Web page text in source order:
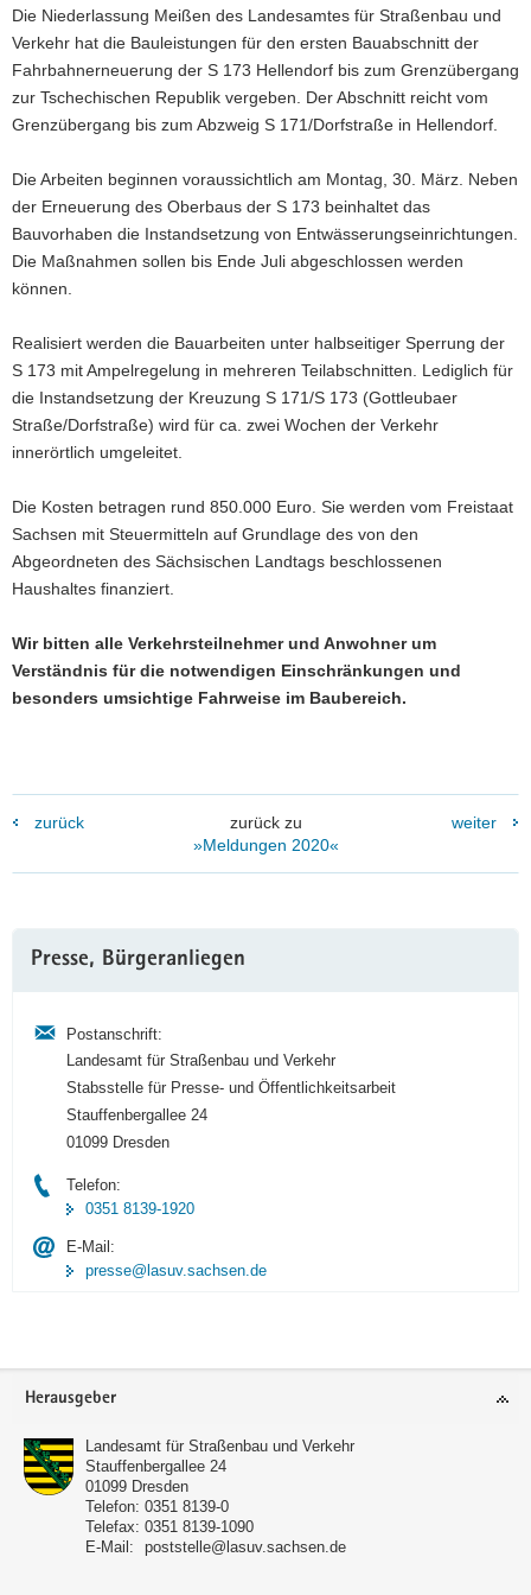
a
v
i
g
a
i
o
n
Die Niederlassung Meißen des Landesamtes für Straßenbau und
Verkehr hat die Bauleistungen für den ersten Bauabschnitt der
Fahrbahnerneuerung der S 173 Hellendorf bis zum Grenzübergang
zur Tschechischen Republik vergeben. Der Abschnitt reicht vom
Grenzübergang bis zum Abzweig S 171/Dorfstraße in Hellendorf.
Die Arbeiten beginnen voraussichtlich am Montag, 30. März. Neben
der Erneuerung des Oberbaus der S 173 beinhaltet das
Bauvorhaben die Instandsetzung von Entwässerungseinrichtungen.
Die Maßnahmen sollen bis Ende Juli abgeschlossen werden
können.
Realisiert werden die Bauarbeiten unter halbseitiger Sperrung der
S 173 mit Ampelregelung in mehreren Teilabschnitten. Lediglich für
die Instandsetzung der Kreuzung S 171/S 173 (Gottleubaer
Straße/Dorfstraße) wird für ca. zwei Wochen der Verkehr
innerörtlich umgeleitet.
Die Kosten betragen rund 850.000 Euro. Sie werden vom Freistaat
Sachsen mit Steuermitteln auf Grundlage des von den
Abgeordneten des Sächsischen Landtags beschlossenen
Haushaltes finanziert.
Wir bitten alle Verkehrsteilnehmer und Anwohner um
Verständnis für die notwendigen Einschränkungen und
besonders umsichtige Fahrweise im Baubereich.
zurück
zurück zu
»Meldungen 2020«
weiter
Information
Presse, Bürgeranliegen
Postanschrift:
Landesamt für Straßenbau und Verkehr
Stabsstelle für Presse- und Öffentlichkeitsarbeit
Stauffenbergallee 24
01099 Dresden
Telefon:
0351 8139-1920
E-Mail:
presse@lasuv.sachsen.de
Footer-
Herausgeber
Landesamt für Straßenbau und Verkehr
Stauffenbergallee 24
01099 Dresden
Telefon: 0351 8139-0
Telefax: 0351 8139-1090
E-Mail:
poststelle@lasuv.sachsen.de